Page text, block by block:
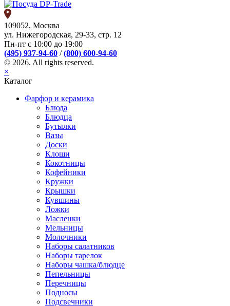
109052, Москва
ул. Нижегородская, 29-33, стр. 12
Пн-пт с 10:00 до 19:00
(495) 937-94-60 /(800) 600-94-60
© 2026. All rights reserved.
×
Каталог
Фарфор и керамика
Блюда
Блюдца
Бутылки
Вазы
Доски
Клоши
Кокотницы
Кофейники
Кружки
Крышки
Кувшины
Ложки
Масленки
Мельницы
Молочники
Наборы салатников
Наборы тарелок
Наборы чашка/блюдце
Пепельницы
Перечницы
Подносы
Подсвечники